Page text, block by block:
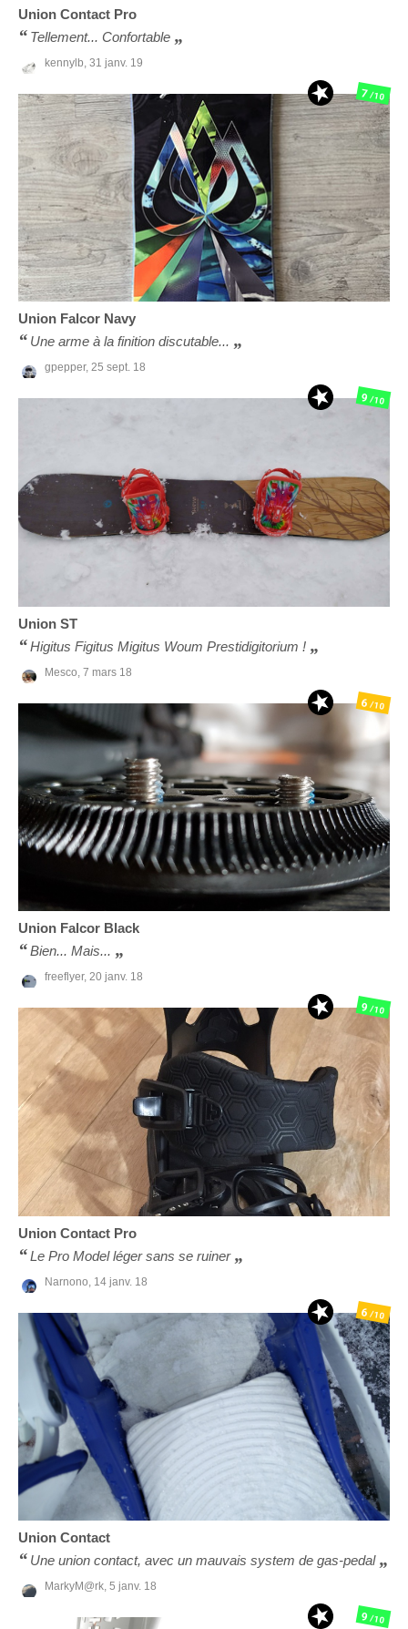
Union Contact Pro
Tellement... Confortable
kennylb, 31 janv. 19
Union Falcor Navy
Une arme à la finition discutable...
gpepper, 25 sept. 18
7/10
Union ST
Higitus Figitus Migitus Woum Prestidigitorium !
Mesco, 7 mars 18
9/10
Union Falcor Black
Bien... Mais...
freeflyer, 20 janv. 18
6/10
Union Contact Pro
Le Pro Model léger sans se ruiner
Narnono, 14 janv. 18
9/10
Union Contact
Une union contact, avec un mauvais system de gas-pedal
MarkyM@rk, 5 janv. 18
6/10
9/10